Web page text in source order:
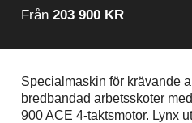
Från 203 900 KR
Specialmaskin för krävande
bredbandad arbetsskoter
900 ACE 4-taktsmotor. Lynx